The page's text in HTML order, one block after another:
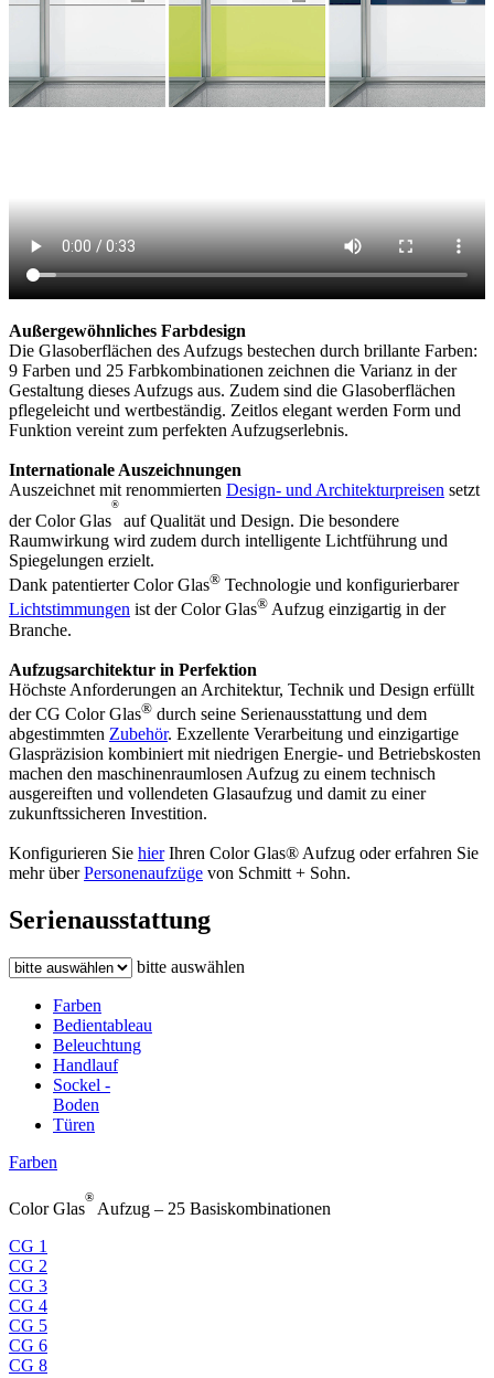
Außergewöhnliches Farbdesign
Die Glasoberflächen des Aufzugs bestechen durch brillante Farben:
9 Farben und 25 Farbkombinationen zeichnen die Varianz in der
Gestaltung dieses Aufzugs aus. Zudem sind die Glasoberflächen
pflegeleicht und wertbeständig. Zeitlos elegant werden Form und
Funktion vereint zum perfekten Aufzugserlebnis.
Internationale Auszeichnungen
Auszeichnet mit renommierten Design- und Architekturpreisen setzt
der Color Glas
®
auf Qualität und Design. Die besondere
Raumwirkung wird zudem durch intelligente Lichtführung und
Spiegelungen erzielt.
Dank patentierter Color Glas® Technologie und konfigurierbarer
Lichtstimmungen ist der Color Glas® Aufzug einzigartig in der
Branche.
Aufzugsarchitektur in Perfektion
Höchste Anforderungen an Architektur, Technik und Design erfüllt
der CG Color Glas® durch seine Serienausstattung und dem
abgestimmten Zubehör. Exzellente Verarbeitung und einzigartige
Glaspräzision kombiniert mit niedrigen Energie- und Betriebskosten
machen den maschinenraumlosen Aufzug zu einem technisch
ausgereiften und vollendeten Glasaufzug und damit zu einer
zukunftssicheren Investition.
Konfigurieren Sie hierIhren Color Glas® Aufzug oder erfahren Sie
mehr überPersonenaufzüge von Schmitt + Sohn.
Serienausstattung
bitte auswählen
Farben
Bedientableau
Beleuchtung
Handlauf
Sockel -
Boden
Türen
Farben
Color Glas
®
Aufzug – 25 Basiskombinationen
CG 1
CG 2
CG 3
CG 4
CG 5
CG 6
CG 8